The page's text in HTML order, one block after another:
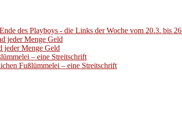
des Playboys - die Links der Woche vom 20.3. bis
jeder Menge Geld
jeder Menge Geld
– eine Streitschrift
Fußlümmelei – eine Streitschrift